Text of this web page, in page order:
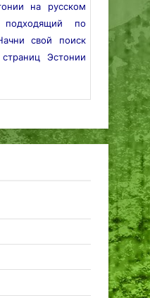
на русском
по
свой поиск
Эстонии